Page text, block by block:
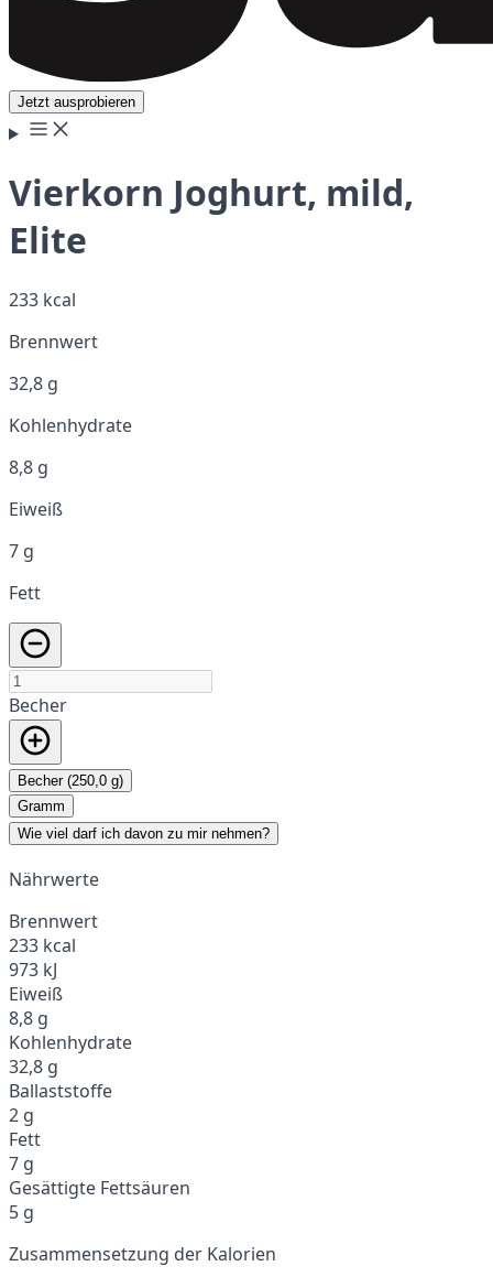
Jetzt ausprobieren
Vierkorn Joghurt, mild,
Elite
233 kcal
Brennwert
32,8 g
Kohlenhydrate
8,8 g
Eiweiß
7 g
Fett
Becher
Becher (250,0 g)
Gramm
Wie viel darf ich davon zu mir nehmen?
Nährwerte
Brennwert
233 kcal
973 kJ
Eiweiß
8,8 g
Kohlenhydrate
32,8 g
Ballaststoffe
2 g
Fett
7 g
Gesättigte Fettsäuren
5 g
Zusammensetzung der Kalorien